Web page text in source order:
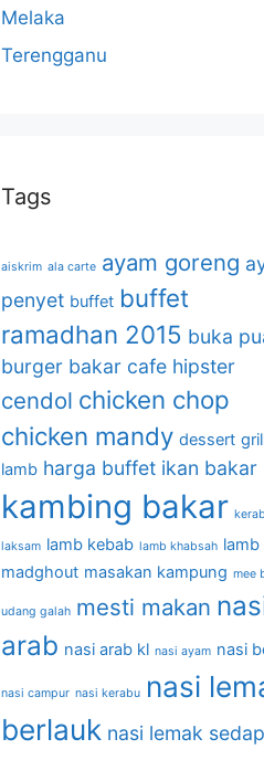
Melaka
Terengganu
Tags
aiskrim ala carte ayam goreng
penyet buffet buffet
ramadhan 2015 buka
burger bakar cafe hipster
cendol chicken chop
chicken mandy dessert
lamb harga buffet ikan bakar
kambing bakar
laksam lamb kebab lamb khabsah lamb
madghout masakan kampung mee
udang galah mesti makan
arab nasi arab kl nasi ayam nasi
nasi campur nasi kerabu nasi
berlauk nasi lemak sedap